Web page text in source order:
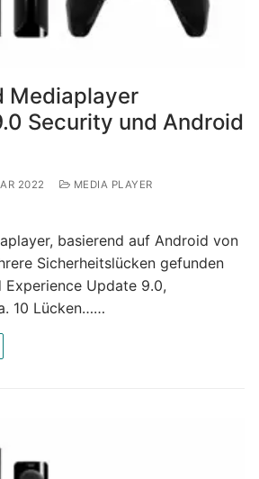
Mediaplayer
Security und Android
2022
MEDIA PLAYER
basierend auf Android von
Sicherheitslücken gefunden
Experience Update 9.0,
10 Lücken……